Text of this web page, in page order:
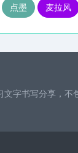
点墨 麦拉风
字书写分享，不